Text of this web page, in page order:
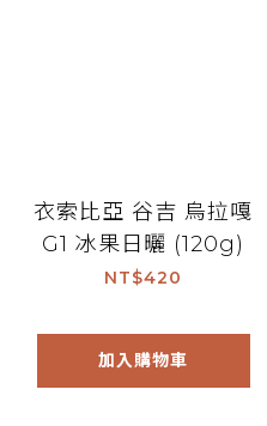
衣索比亞 谷吉 烏拉嘎
G1 冰果日曬 (120g)
NT$420
加入購物車